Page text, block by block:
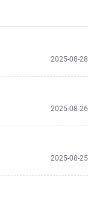
2025-08-28
2025-08-26
2025-08-25